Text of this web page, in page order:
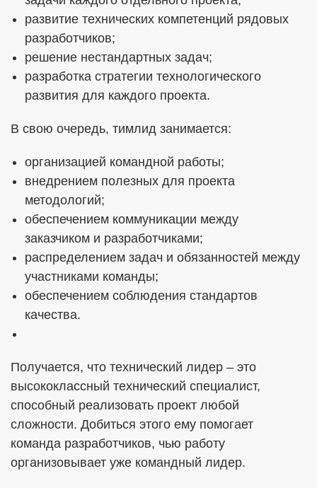
развитие технических компетенций рядовых
разработчиков;
решение нестандартных задач;
разработка стратегии технологического
развития для каждого проекта.
В свою очередь, тимлид занимается:
организацией командной работы;
внедрением полезных для проекта
методологий;
обеспечением коммуникации между
заказчиком и разработчиками;
распределением задач и обязанностей между
участниками команды;
обеспечением соблюдения стандартов
качества.
Получается, что технический лидер – это
высококлассный технический специалист,
способный реализовать проект любой
сложности. Добиться этого ему помогает
команда разработчиков, чью работу
организовывает уже командный лидер.